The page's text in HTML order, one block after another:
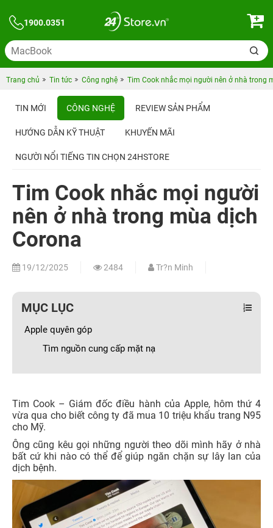
1900.0351
Trang chủ Tin tức Công nghệ Tim Cook nhắc mọi người nên ở nhà trong
TIN MỚI CÔNG NGHỆ REVIEW SẢN PHẨM
HƯỚNG DẪN KỸ THUẬT KHUYẾN MÃI
NGƯỜI NỔI TIẾNG TIN CHỌN 24HSTORE
Tim Cook nhắc mọi người
nên ở nhà trong mùa dịch
Corona
19/12/2025 2484 Tr?n Minh
MỤC LỤC
Apple quyên góp
Tìm nguồn cung cấp mặt nạ
Tim Cook – Giám đốc điều hành của Apple, hôm thứ 4
vừa qua cho biết công ty đã mua 10 triệu khẩu trang N95
cho Mỹ.
Ông cũng kêu gọi những người theo dõi mình hãy ở nhà
bất cứ khi nào có thể để giúp ngăn chặn sự lây lan của
dịch bệnh.